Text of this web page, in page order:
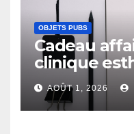
OBJETS PUBS
Cadeau
clinique
Lausanne
AOÛT 1, 2026